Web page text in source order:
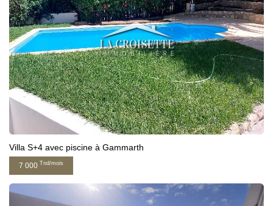
Villa S+4 avec piscine à Gammarth
7 000 Tnd/mois